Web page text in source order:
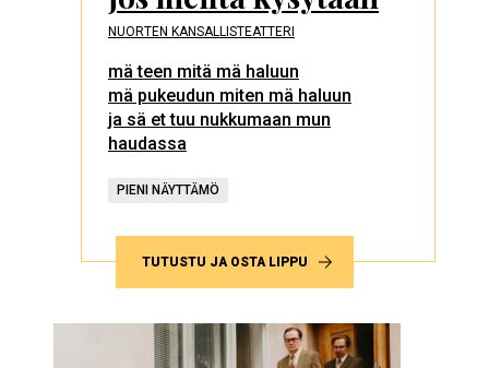
NUORTEN KANSALLISTEATTERI
mä teen mitä mä haluun
mä pukeudun miten mä haluun
ja sä et tuu nukkumaan mun
haudassa
PIENI NÄYTTÄMÖ
TUTUSTU JA OSTA LIPPU